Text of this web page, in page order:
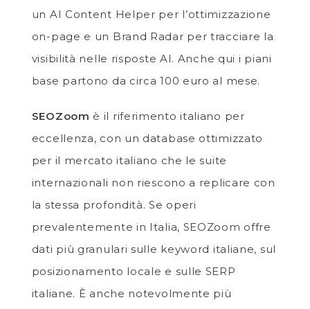
un AI Content Helper per l’ottimizzazione
on-page e un Brand Radar per tracciare la
visibilità nelle risposte AI. Anche qui i piani
base partono da circa 100 euro al mese.
SEOZoom è il riferimento italiano per
eccellenza, con un database ottimizzato
per il mercato italiano che le suite
internazionali non riescono a replicare con
la stessa profondità. Se operi
prevalentemente in Italia, SEOZoom offre
dati più granulari sulle keyword italiane, sul
posizionamento locale e sulle SERP
italiane. È anche notevolmente più